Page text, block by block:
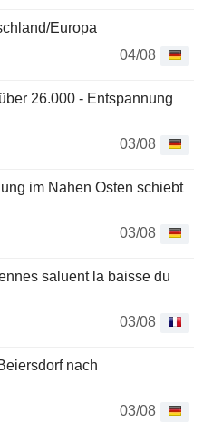
Europa
04/08
26.000 - Entspannung
03/08
im Nahen Osten schiebt
03/08
saluent la baisse du
03/08
nach
03/08